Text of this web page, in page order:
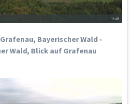
Bayerischer Wald -
Wald, Blick auf Grafenau